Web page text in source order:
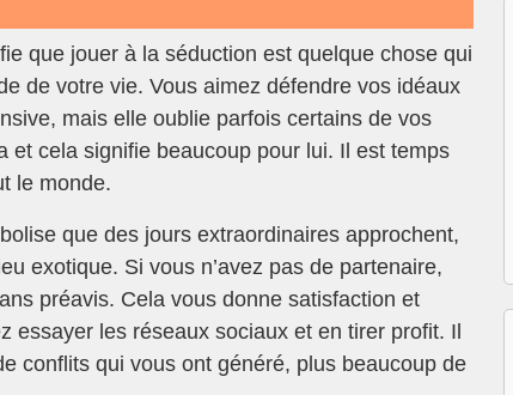
que jouer à la séduction est quelque chose qui
de votre vie. Vous aimez défendre vos idéaux
mais elle oublie parfois certains de vos
et cela signifie beaucoup pour lui. Il est temps
le monde.
que des jours extraordinaires approchent,
exotique. Si vous n’avez pas de partenaire,
préavis. Cela vous donne satisfaction et
essayer les réseaux sociaux et en tirer profit. Il
conflits qui vous ont généré, plus beaucoup de